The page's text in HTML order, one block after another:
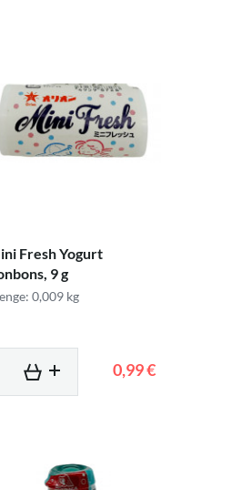
Fresh Yogurt
9 g
0,009 kg
0,99 €